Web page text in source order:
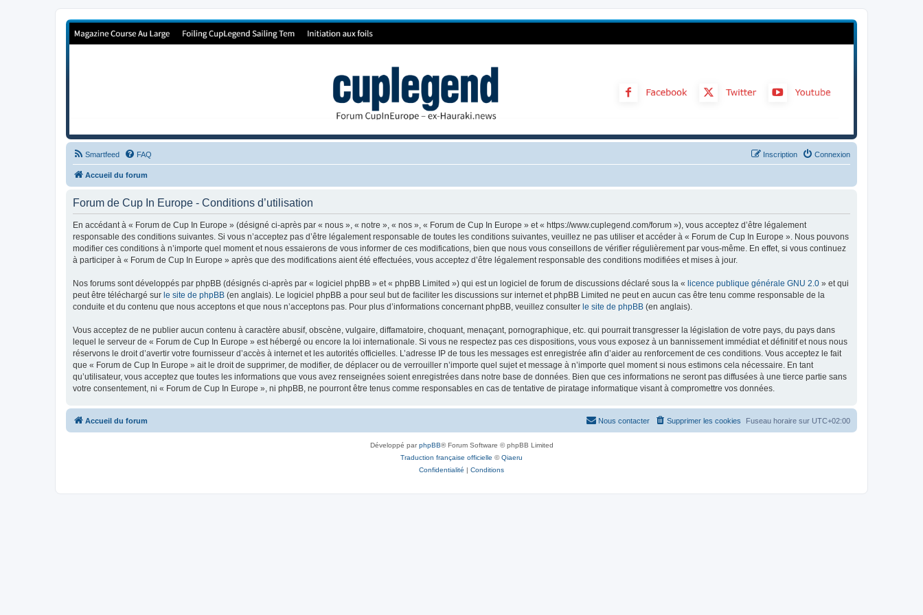
Forum de Cup In Europe
Smartfeed FAQ Connexion
Inscription
Accueil du forum
Forum de Cup In Europe - Conditions d’utilisation
En accédant à « Forum de Cup In Europe » (désigné ci-après par « nous », « notre », « nos », « Forum de Cup In Europe » et « https://www.cuplegend.com/forum »), vous acceptez d’être légalement
responsable des conditions suivantes. Si vous n’acceptez pas d’être légalement responsable de toutes les conditions suivantes, veuillez ne pas utiliser et accéder à « Forum de Cup In Europe ». Nous pouvons
modifier ces conditions à n’importe quel moment et nous essaierons de vous informer de ces modifications, bien que nous vous conseillons de vérifier régulièrement par vous-même. En effet, si vous continuez
à participer à « Forum de Cup In Europe » après que des modifications aient été effectuées, vous acceptez d’être légalement responsable des conditions modifiées et mises à jour.
Nos forums sont développés par phpBB (désignés ci-après par « logiciel phpBB » et « phpBB Limited ») qui est un logiciel de forum de discussions déclaré sous la « licence publique générale GNU 2.0 » et qui
peut être téléchargé sur le site de phpBB (en anglais). Le logiciel phpBB a pour seul but de faciliter les discussions sur internet et phpBB Limited ne peut en aucun cas être tenu comme responsable de la
conduite et du contenu que nous acceptons et que nous n’acceptons pas. Pour plus d’informations concernant phpBB, veuillez consulter le site de phpBB (en anglais).
Vous acceptez de ne publier aucun contenu à caractère abusif, obscène, vulgaire, diffamatoire, choquant, menaçant, pornographique, etc. qui pourrait transgresser la législation de votre pays, du pays dans
lequel le serveur de « Forum de Cup In Europe » est hébergé ou encore la loi internationale. Si vous ne respectez pas ces dispositions, vous vous exposez à un bannissement immédiat et définitif et nous nous
réservons le droit d’avertir votre fournisseur d’accès à internet et les autorités officielles. L’adresse IP de tous les messages est enregistrée afin d’aider au renforcement de ces conditions. Vous acceptez le fait
que « Forum de Cup In Europe » ait le droit de supprimer, de modifier, de déplacer ou de verrouiller n’importe quel sujet et message à n’importe quel moment si nous estimons cela nécessaire. En tant
qu’utilisateur, vous acceptez que toutes les informations que vous avez renseignées soient enregistrées dans notre base de données. Bien que ces informations ne seront pas diffusées à une tierce partie sans
votre consentement, ni « Forum de Cup In Europe », ni phpBB, ne pourront être tenus comme responsables en cas de tentative de piratage informatique visant à compromettre vos données.
Accueil du forum Fuseau horaire sur UTC+02:00
Supprimer les cookies
Nous contacter
Développé parphpBB® Forum Software © phpBB Limited
Traduction française officielle ©Qiaeru
Confidentialité | Conditions